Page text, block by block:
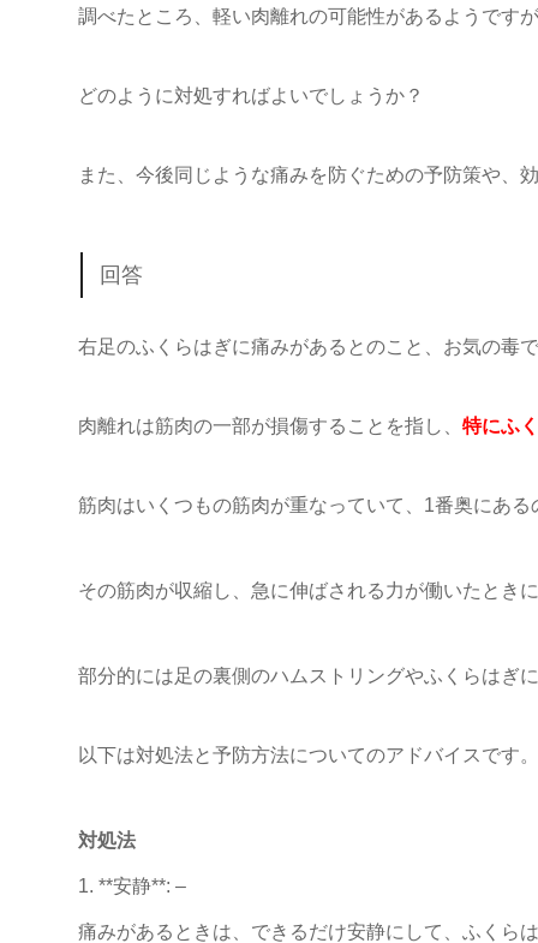
調べたところ、軽い肉離れの可能性があるようです
どのように対処すればよいでしょうか？
また、今後同じような痛みを防ぐための予防策や、
回答
右足のふくらはぎに痛みがあるとのこと、お気の毒
肉離れは筋肉の一部が損傷することを指し、 特にふ
筋肉はいくつもの筋肉が重なっていて、1番奥にあ
その筋肉が収縮し、急に伸ばされる力が働いたとき
部分的には足の裏側のハムストリングやふくらはぎ
以下は対処法と予防方法についてのアドバイスです。
対処法
1. **安静**: –
痛みがあるときは、できるだけ安静にして、ふくら